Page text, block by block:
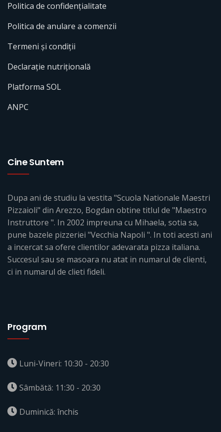
Cine Suntem
Dupa ani de studiu la vestita "Scuola Nationale Maestri
Pizzaioli" din Arezzo, Bogdan obtine titlul de "Maestro
Instruttore ". In 2002 impreuna cu Mihaela, sotia sa,
pune bazele pizzeriei "Vecchia Napoli ". In toti acesti ani
a incercat sa ofere clientilor adevarata pizza italiana.
Succesul sau se masoara nu atat in numarul de clienti,
ci in numarul de clieti fideli.
Politica de confidențialitate
Politica de anulare a comenzii
Termeni și condiții
Declarație nutrițională
Platforma SOL
ANPC
Program
Luni-Vineri: 10:30 - 20:30
Sâmbătă: 11:30 - 20:30
Duminică: închis